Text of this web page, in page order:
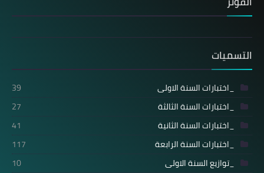
التسميات
_اختبارات السنة الاولى
39
_اختبارات السنة الثالثة
27
_اختبارات السنة الثانية
41
_اختبارات السنة الرابعة
117
_توازيع السنة الاولى
10